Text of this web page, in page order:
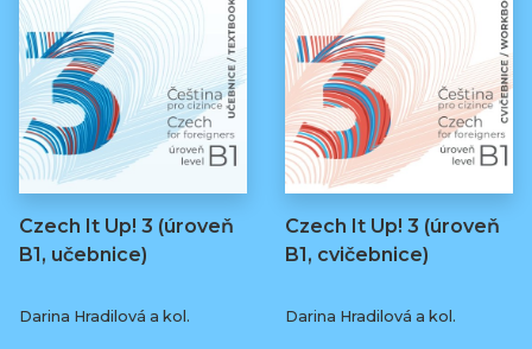
Czech It Up! 3 (úroveň
B1, učebnice)
Darina Hradilová a kol.
Czech It Up! 3 (úroveň
B1, cvičebnice)
Darina Hradilová a kol.